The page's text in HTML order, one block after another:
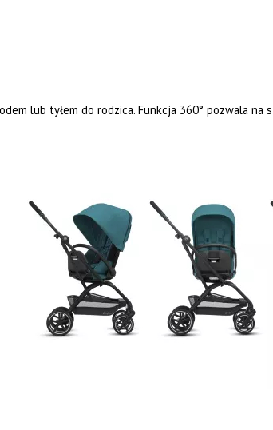
lub tyłem do rodzica. Funkcja 360° pozwala na